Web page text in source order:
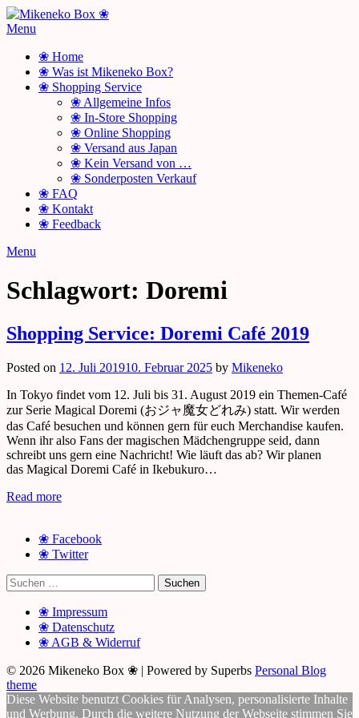
Skip
to
Menu
❀ Home
❀ Was ist Mikeneko Box?
❀ Shopping Service
❀ Allgemeine Infos
❀ In-Store Shopping
❀ Online Shopping
❀ Versand aus Japan
❀ Kein Versand von …
❀ Sonderposten Verkauf
❀ FAQ
❀ Kontakt
❀ Feedback
Menu
Schlagwort: Doremi
Shopping Service: Doremi Café 2019
Posted on 12. Juli 201910. Februar 2025 by Mikeneko
In Tokyo findet vom 12. Juli bis 31. August 2019 ein Themen-Café
zur Serie Magical Doremi (おジャ魔女どれみ) statt. Wir werden
das Café besuchen und können gern für euch Merchandise kaufen.
Wenn ihr also Fans der magischen Mädchengruppe seid, dann
schreibt uns gern eine Nachricht! Wie läuft das ab? Wir planen
das Magical Doremi Café in Ikebukuro…
Read more
❀ Facebook
❀ Twitter
Suchen
nach:
❀ Impressum
❀ Datenschutz
❀ AGB & Widerruf
© 2026 Mikeneko Box ❀ | Powered by Superbs Personal Blog
theme
Diese Website benutzt Cookies für Analysen, personalisierte Inhalte
und Werbung. Durch die weitere Nutzung der Webseite stimmen Sie